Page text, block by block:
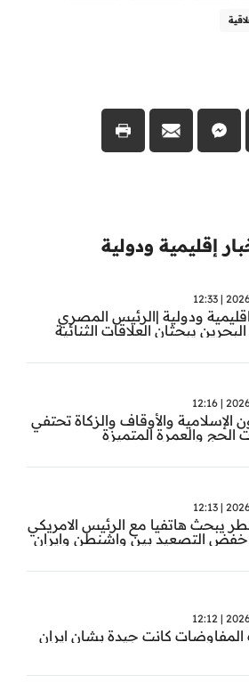
إقليمية ودولية
2026-
ودولية |الرئيس المصري
يبحثان العلاقات الثنائية
2026-
الإسلامية والأوقاف والزكاة تحتفي
الحج والعمرة المتميزة
2026-
امير قطر يبحث هاتفيا مع الرئيس الامريكي
2026-
المفاوضات كانت جيدة بشان ايران